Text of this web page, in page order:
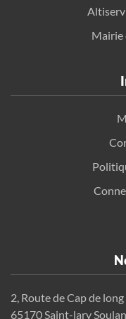
Mairie
2, Route de Cap de long
65170 Saint-lary Soulan